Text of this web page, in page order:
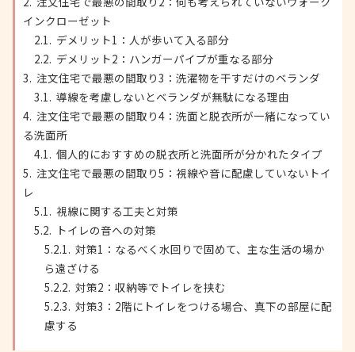
インクローゼット
デメリット1：人が歩いて入る部分
デメリット2：ハンガーパイプが重なる部分
注文住宅で最悪の間取り3：洗濯物を干すだけのベランダ
導線を考慮しないとベランダが無駄になる理由
注文住宅で最悪の間取り4：洗面と脱衣所が一緒になってい
る洗面所
個人的におすすめの脱衣所と洗面所が分かれたタイプ
注文住宅で最悪の間取り5：視線や音に配慮していないトイ
レ
視線に関する工夫と対策
トイレの音への対策
対策1：なるべく水回りで固めて、主な生活の場か
ら遠ざける
対策2：収納等でトイレを挟む
対策3：2階にトイレをつける場合、真下の部屋に配
慮する